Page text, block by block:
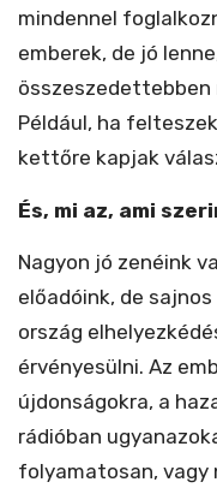
mindennel
emberek, de jó
összeszedettebben
Például, ha
kettőre kapjak
És, mi az, ami
Nagyon jó zenéink
előadóink, de
ország
érvényesülni. Az
újdonságokra, a
rádióban
folyamatosan, vagy